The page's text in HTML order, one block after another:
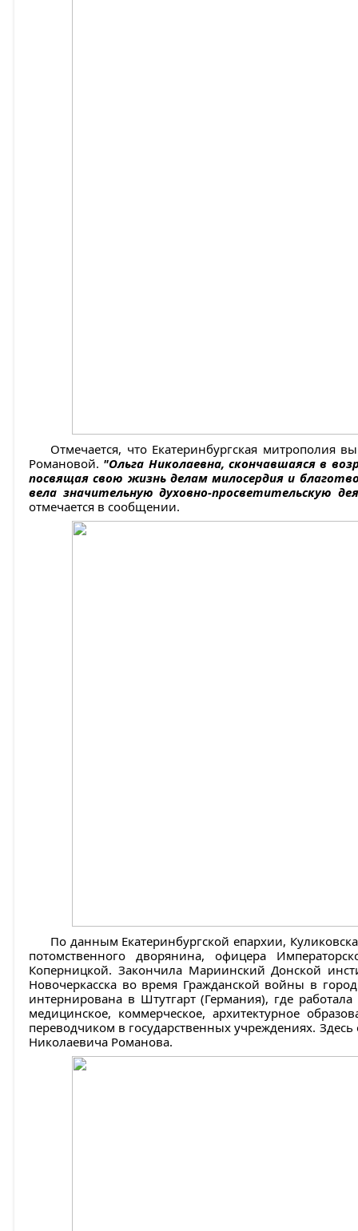
Отмечается, что Екатеринбургская митрополия
Романовой. "Ольга Николаевна, скончавшаяся в
посвящая свою жизнь делам милосердия и
вела значительную духовно-просветительскую
отмечается в сообщении.
По данным Екатеринбургской епархии,
потомственного дворянина, офицера
Коперницкой. Закончила Мариинский Донской
Новочеркасска во время Гражданской войны в
интернирована в Штутгарт (Германия), где
медицинское, коммерческое, архитектурное
переводчиком в государственных учреждениях.
Николаевича Романова.